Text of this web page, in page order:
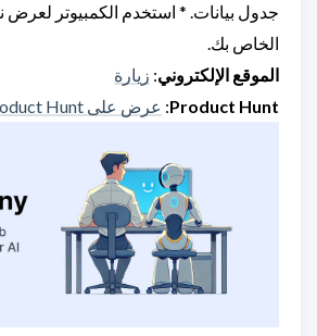
جدول بيانات. * استخدم الكمبيوتر لعرض
الخاص بك.
الموقع الإلكتروني: زيارة
Product Hunt
: عرض على Product Hunt